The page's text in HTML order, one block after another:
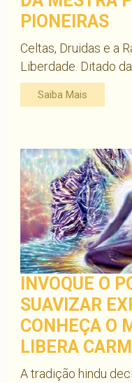
PIONEIRAS
Celtas, Druidas e a
Liberdade. Ditado
Saiba Mais
INVOQUE O
SUAVIZAR
CONHEÇA O
LIBERA
A tradição hindu